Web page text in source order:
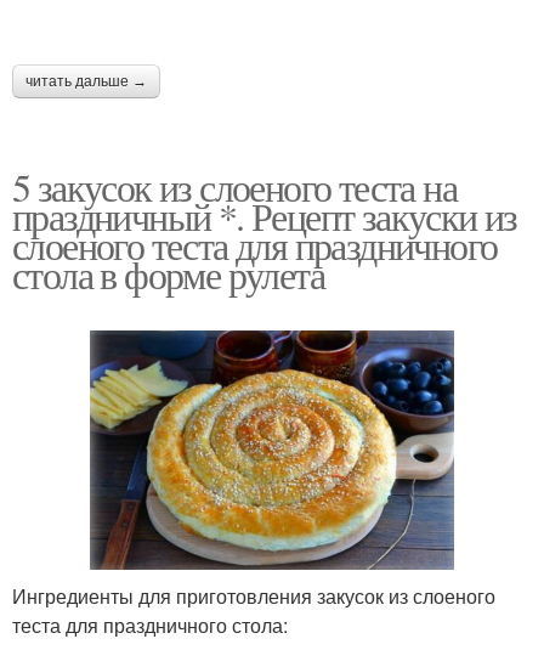
читать дальше →
5 закусок из слоеного теста на
праздничный *. Рецепт закуски из
слоеного теста для праздничного
стола в форме рулета
Ингредиенты для приготовления закусок из слоеного
теста для праздничного стола: